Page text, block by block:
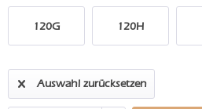
120G 120H
Auswahl zurücksetzen